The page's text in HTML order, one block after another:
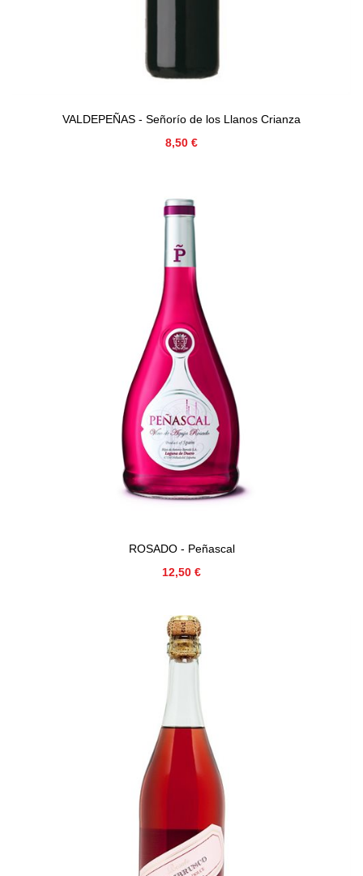
VALDEPEÑAS - Señorío de los Llanos Crianza
Precio
8,50 €
ROSADO - Peñascal
Precio
12,50 €